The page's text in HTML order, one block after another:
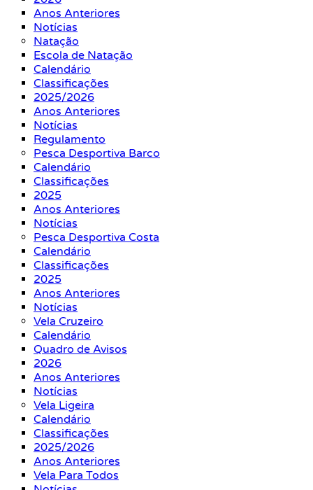
Anos Anteriores
Notícias
Natação
Escola de Natação
Calendário
Classificações
2025/2026
Anos Anteriores
Notícias
Regulamento
Pesca Desportiva Barco
Calendário
Classificações
2025
Anos Anteriores
Notícias
Pesca Desportiva Costa
Calendário
Classificações
2025
Anos Anteriores
Notícias
Vela Cruzeiro
Calendário
Quadro de Avisos
2026
Anos Anteriores
Notícias
Vela Ligeira
Calendário
Classificações
2025/2026
Anos Anteriores
Vela Para Todos